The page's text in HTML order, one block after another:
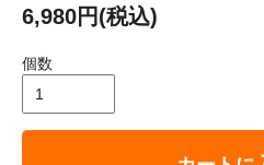
6,980円(税込)
個数